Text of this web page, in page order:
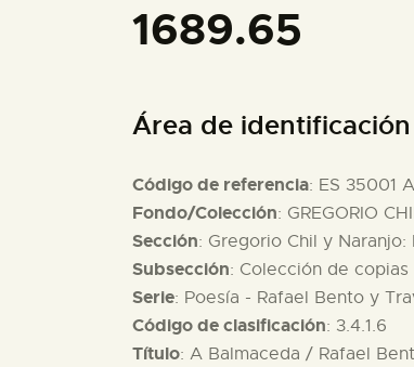
1689.65
Área de identificación
Código de referencia: ES 35001
Fondo/Colección: GREGORIO
Sección: Gregorio Chil y Naranjo:
Subsección: Colección de
Serie: Poesía - Rafael Bento y
Código de clasificación: 3.4.1.6
Título: A Balmaceda / Rafael